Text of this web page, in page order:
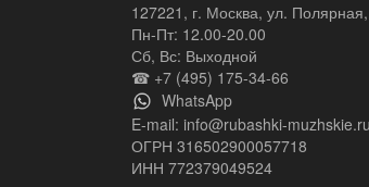
127221, г. Москва, ул.
Пн-Пт: 12.00-20.00
Сб, Вс: Выходной
☎ +7 (495) 175-34-66
WhatsApp
E-mail: info@rubashki-
ОГРН 316502900057718
ИНН 772379049524